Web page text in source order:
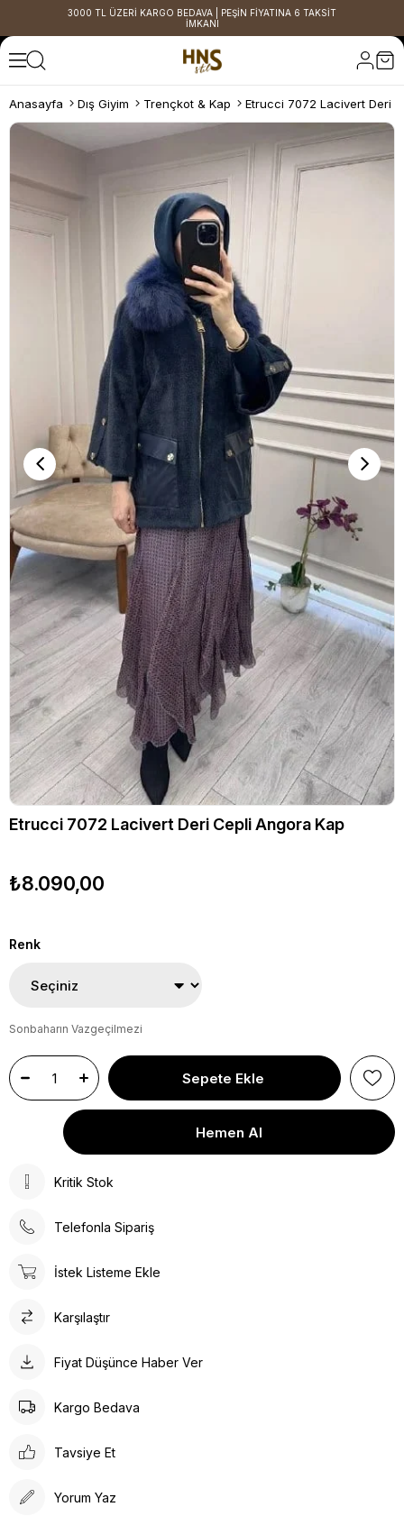
3000 TL ÜZERİ KARGO BEDAVA | PEŞİN FİYATINA 6 TAKSİT
İMKANI
Anasayfa Dış Giyim Trençkot & Kap Etrucci 7072 Lacivert Deri
Etrucci 7072 Lacivert Deri Cepli Angora Kap
₺8.090,00
Renk
Sonbaharın Vazgeçilmezi
Kritik Stok
Telefonla Sipariş
İstek Listeme Ekle
Karşılaştır
Fiyat Düşünce Haber Ver
Kargo Bedava
Tavsiye Et
Yorum Yaz